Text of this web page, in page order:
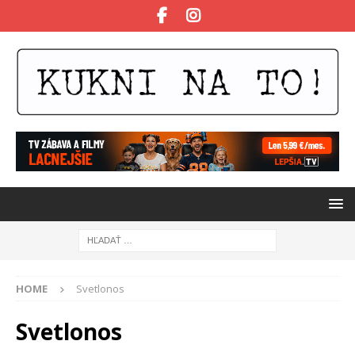
HOME Svetlonos
Svetlonos